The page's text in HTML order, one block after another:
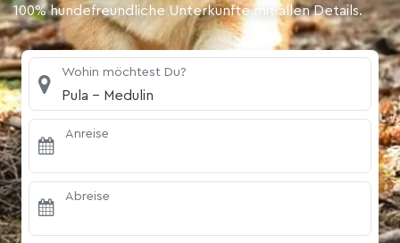
100% hundefreundliche Unterkünfte mit allen Details.
Wohin möchtest Du?
Pula - Medulin
Anreise
Abreise